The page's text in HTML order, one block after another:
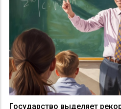
Государство выделяет